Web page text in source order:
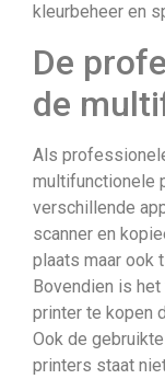
kleurbeheer en
De
de
Als
multifunctionele
verschillende
scanner en
plaats maar ook
Bovendien is
printer te kopen
Ook de
printers staat